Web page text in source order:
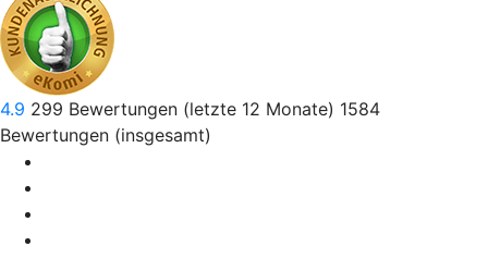
4.9 299 Bewertungen (letzte 12 Monate) 1584
Bewertungen (insgesamt)